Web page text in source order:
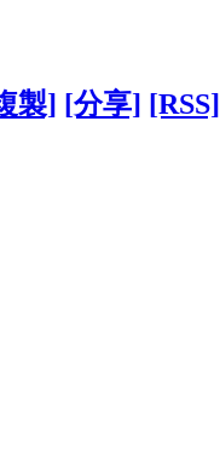
製] [分享] [RSS]